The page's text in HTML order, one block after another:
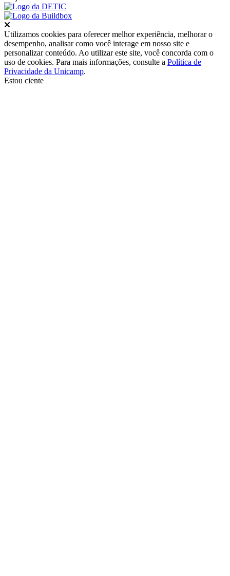
Utilizamos cookies para oferecer melhor experiência, melhorar o
desempenho, analisar como você interage em nosso site e
personalizar conteúdo. Ao utilizar este site, você concorda com o
uso de cookies. Para mais informações, consulte a Política de
Privacidade da Unicamp.
Estou ciente